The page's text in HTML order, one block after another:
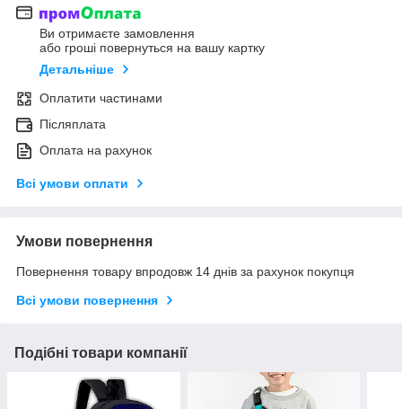
Ви отримаєте замовлення
або гроші повернуться на вашу картку
Детальніше
Оплатити частинами
Післяплата
Оплата на рахунок
Всі умови оплати
Умови повернення
Повернення товару впродовж 14 днів за рахунок покупця
Всі умови повернення
Подібні товари компанії